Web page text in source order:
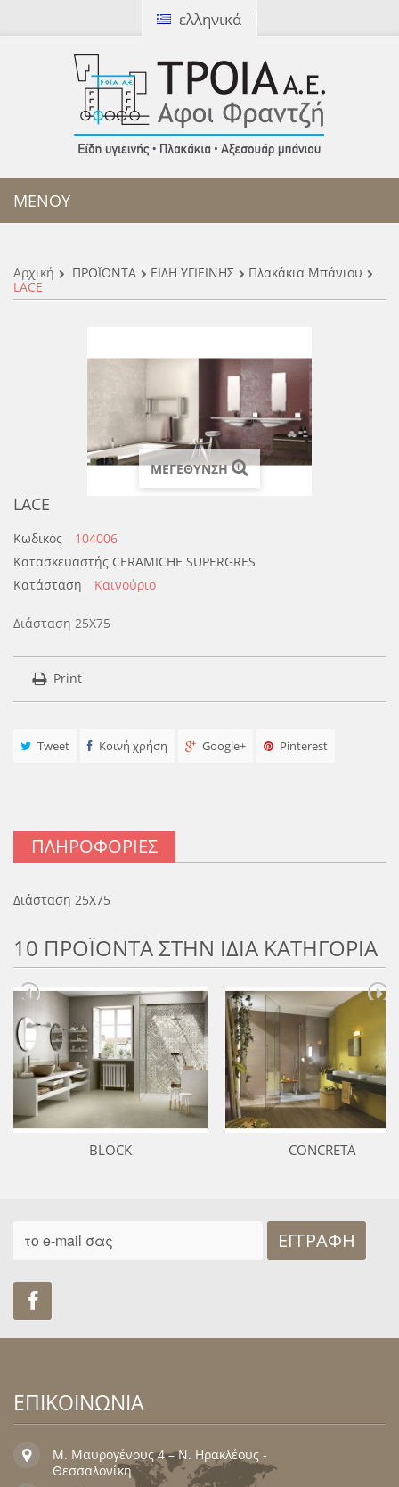
ελληνικά
[ Καλέστε μας:2310 327172]
ΜΕΝΟΥ
Αρχική ΠΡΟΪΟΝΤΑ ΕΙΔΗ ΥΓΙΕΙΝΗΣ
Πλακάκια Μπάνιου
LACE
ΜΕΓΕΘΥΝΣΗ
LACE
Κωδικός
104006
Κατασκευαστής CERAMICHE SUPERGRES
Κατάσταση
Καινούριο
Διάσταση 25Χ75
Print
Tweet Κοινή χρήση Google+ Pinterest
ΠΛΗΡΟΦΟΡΊΕΣ
Διάσταση 25Χ75
10 ΠΡΟΪΟΝΤΑ ΣΤΗΝ ΙΔΙΑ ΚΑΤΗΓΟΡΙΑ
BLOCK CONCRETA
ΕΓΓΡΑΦΉ
ΕΠΙΚΟΙΝΩΝΙΑ
Μ. Μαυρογένους 4 – Ν. Ηρακλέους -
Θεσσαλονίκη